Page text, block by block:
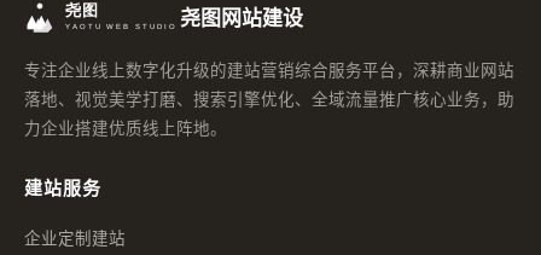
尧图网站建设
专注企业线上数字化升级的建站营销综合服务平台，深耕商业网站
落地、视觉美学打磨、搜索引擎优化、全域流量推广核心业务，助
力企业搭建优质线上阵地。
建站服务
企业定制建站